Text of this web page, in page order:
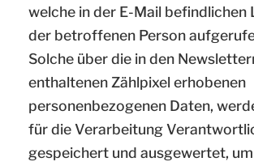
welche in der E-Mail befindlichen
der betroffenen Person
Solche über die in den
enthaltenen Zählpixel erhobenen
personenbezogenen Daten,
für die Verarbeitung
gespeichert und ausgewertet,